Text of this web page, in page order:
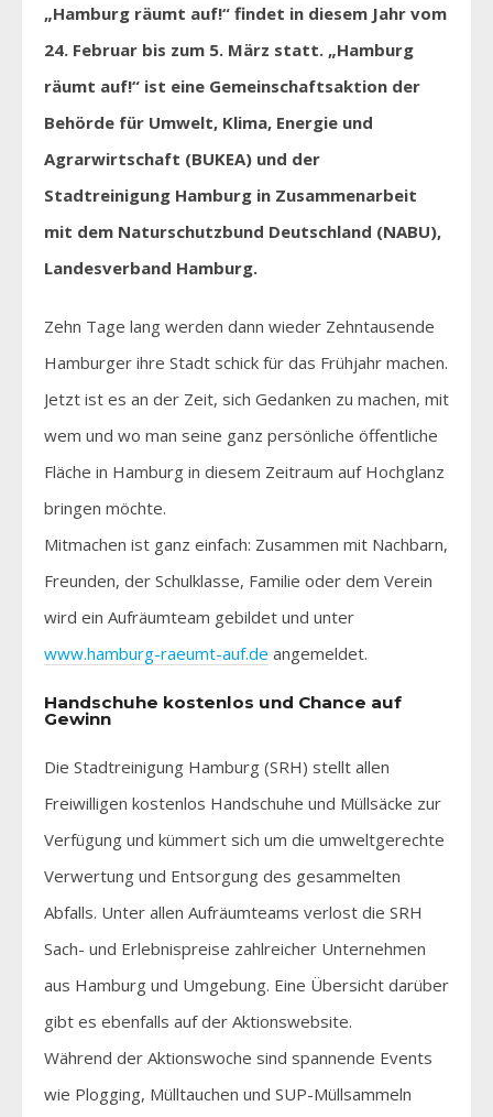
„Hamburg räumt auf!“ findet in diesem Jahr vom
24. Februar bis zum 5. März statt. „Hamburg
räumt auf!“ ist eine Gemeinschaftsaktion der
Behörde für Umwelt, Klima, Energie und
Agrarwirtschaft (BUKEA) und der
Stadtreinigung Hamburg in Zusammenarbeit
mit dem Naturschutzbund Deutschland (NABU),
Landesverband Hamburg.
Zehn Tage lang werden dann wieder Zehntausende
Hamburger ihre Stadt schick für das Frühjahr machen.
Jetzt ist es an der Zeit, sich Gedanken zu machen, mit
wem und wo man seine ganz persönliche öffentliche
Fläche in Hamburg in diesem Zeitraum auf Hochglanz
bringen möchte.
Mitmachen ist ganz einfach: Zusammen mit Nachbarn,
Freunden, der Schulklasse, Familie oder dem Verein
wird ein Aufräumteam gebildet und unter
www.hamburg-raeumt-auf.de angemeldet.
Handschuhe kostenlos und Chance auf
Gewinn
Die Stadtreinigung Hamburg (SRH) stellt allen
Freiwilligen kostenlos Handschuhe und Müllsäcke zur
Verfügung und kümmert sich um die umweltgerechte
Verwertung und Entsorgung des gesammelten
Abfalls. Unter allen Aufräumteams verlost die SRH
Sach- und Erlebnispreise zahlreicher Unternehmen
aus Hamburg und Umgebung. Eine Übersicht darüber
gibt es ebenfalls auf der Aktionswebsite.
Während der Aktionswoche sind spannende Events
wie Plogging, Mülltauchen und SUP-Müllsammeln